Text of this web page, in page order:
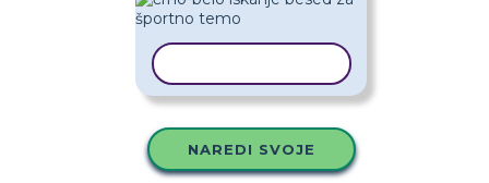
NAREDI SVOJE